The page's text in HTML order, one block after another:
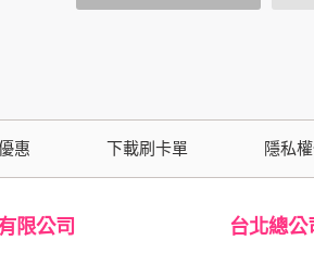
。
內容進行統計與分析，分析結果之統
站絕不會將您的個人資料揭露予第三
惠 下載刷卡單 隱私
限公司 台北總公